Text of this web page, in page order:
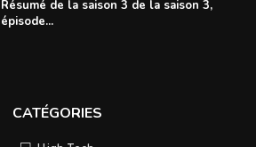
Résumé de la saison 3 de la saison 3,
épisode...
CATÉGORIES